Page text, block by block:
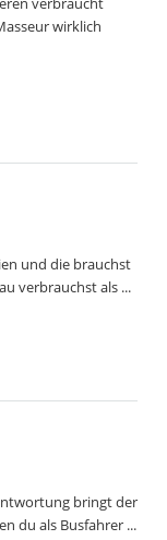
wirklich
und die brauchst
verbrauchst als ...
bringt der
du als Busfahrer ...